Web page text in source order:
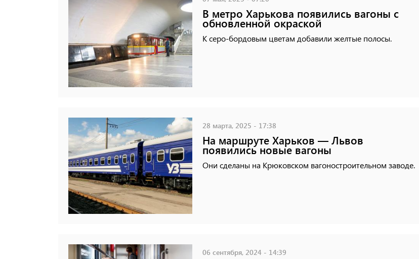
В метро Харькова появились вагоны с
обновленной окраской
К серо-бордовым цветам добавили желтые полосы.
28 марта, 2025 - 17:38
На маршруте Харьков — Львов
появились новые вагоны
Они сделаны на Крюковском вагоностроительном заводе.
06 сентября, 2024 - 14:39